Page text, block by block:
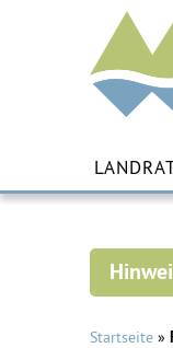
Regen
Startseite »